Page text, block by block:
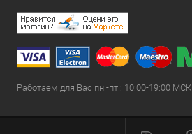
Работаем для Вас пн.-пт.: 10:00-19:00 МСК